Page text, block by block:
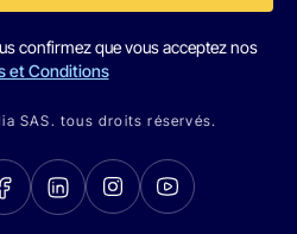
confirmez que vous acceptez nos
et Conditions
SAS. tous droits réservés.